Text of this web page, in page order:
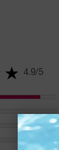
4.9/5